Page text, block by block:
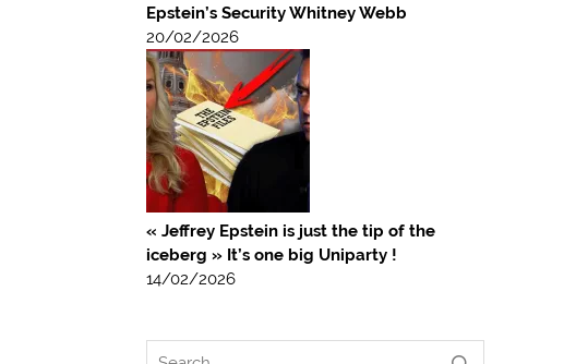
Epstein’s Security Whitney Webb
20/02/2026
« Jeffrey Epstein is just the tip of the
iceberg » It’s one big Uniparty !
14/02/2026